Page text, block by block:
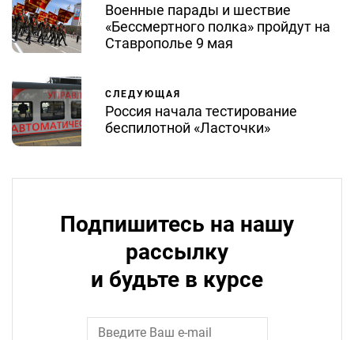
Военные парады и шествие
«Бессмертного полка» пройдут на
Ставрополье 9 мая
СЛЕДУЮЩАЯ
Россия начала тестирование
беспилотной «Ласточки»
Подпишитесь на нашу
рассылку
и будьте в курсе